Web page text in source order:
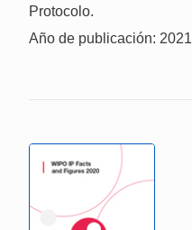
Protocolo.
Año de publicación: 2021